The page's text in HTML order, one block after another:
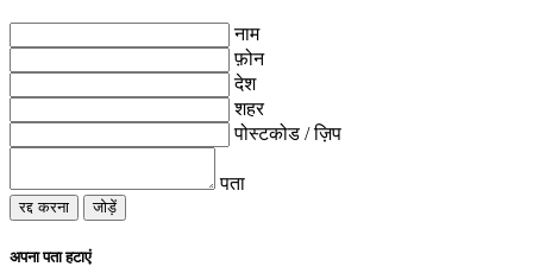
नाम
फ़ोन
देश
शहर
पोस्टकोड / ज़िप
पता
रद्द करना जोड़ें
अपना पता हटाएं